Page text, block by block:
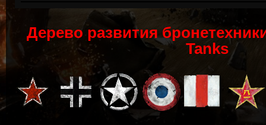
Дерево развития
Tanks